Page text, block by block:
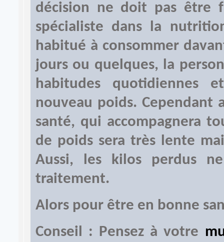
décision ne doit pas être
spécialiste dans la
habitué à consommer
jours ou quelques, la
habitudes quotidiennes
nouveau poids. Cependant
santé, qui accompagnera
de poids sera très lente
Aussi, les kilos perdus
traitement.
Alors pour être en bonne
Conseil : Pensez à votre